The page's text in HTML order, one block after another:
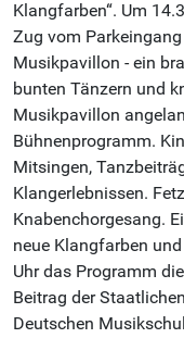
Klangfarben“. Um
Zug vom
Musikpavillon - ein
bunten Tänzern und
Musikpavillon
Bühnenprogramm.
Mitsingen,
Klangerlebnissen.
Knabenchorgesang.
neue Klangfarben
Uhr das Programm
Beitrag der
Deutschen